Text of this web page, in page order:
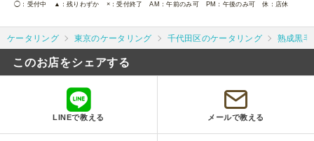
◯ ：受付中 ▲ ：残りわずか ×：受付終了 AM ：午前のみ可 PM ：午後のみ可 休 ：店休
ケータリング 東京のケータリング 千代田区のケータリング 熟成黒
このお店をシェアする
LINEで教える メールで教える